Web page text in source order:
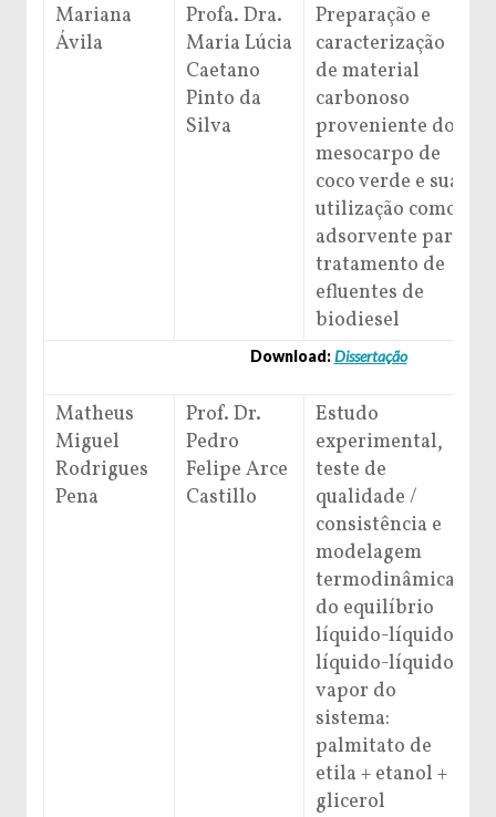
Mariana
Ávila
Profa. Dra.
Maria Lúcia
Caetano
Pinto da
Silva
Preparação e
caracterização
de material
carbonoso
proveniente do
mesocarpo de
coco verde e sua
utilização como
adsorvente para
tratamento de
efluentes de
biodiesel
Download:Dissertação
Matheus
Miguel
Rodrigues
Pena
Prof. Dr.
Pedro
Felipe Arce
Castillo
Estudo
experimental,
teste de
qualidade /
consistência e
modelagem
termodinâmica
do equilíbrio
líquido-líquido e
líquido-líquido-
vapor do
sistema:
palmitato de
etila + etanol +
glicerol